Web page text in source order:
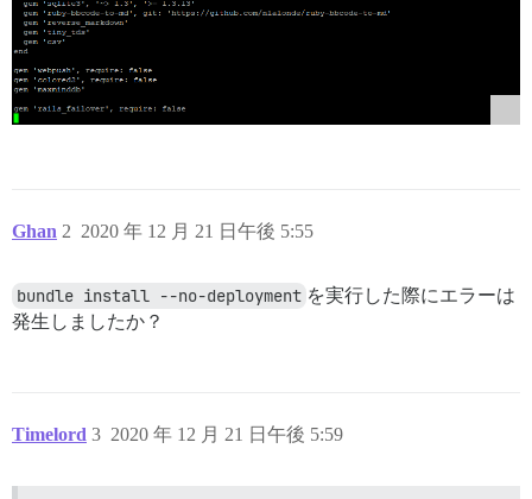
Ghan 2020 年 12 月 21 日午後 5:55
2
bundle install --no-deployment を実行した際にエラーは
発生しましたか？
Timelord 2020 年 12 月 21 日午後 5:59
3